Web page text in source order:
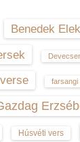
Benedek
farsangi
Húsvéti vers